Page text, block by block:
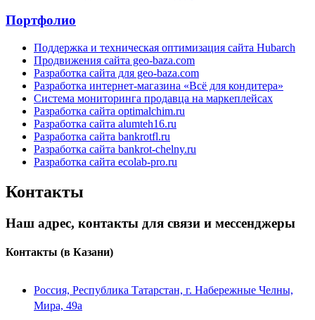
Портфолио
Поддержка и техническая оптимизация сайта Hubarch
Продвижения сайта geo-baza.com
Разработка сайта для geo-baza.com
Разработка интернет-магазина «Всё для кондитера»
Система мониторинга продавца на маркеплейсах
Разработка сайта optimalchim.ru
Разработка сайта alumteh16.ru
Разработка сайта bankrotfl.ru
Разработка сайта bankrot-chelny.ru
Разработка сайта ecolab-pro.ru
Контакты
Наш адрес, контакты для связи и мессенджеры
Контакты (в Казани)
Россия, Республика Татарстан, г. Набережные Челны,
Мира, 49a